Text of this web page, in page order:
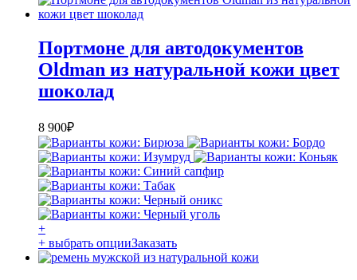
Портмоне для автодокументов
Oldman из натуральной кожи цвет
шоколад
8 900₽
+
+ выбрать опцииЗаказать